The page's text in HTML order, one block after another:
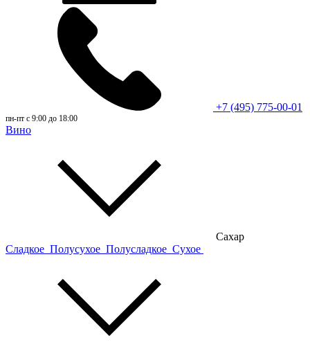
+7 (495) 775-00-01
пн-пт с 9:00 до 18:00
Вино
Сахар
Сладкое Полусухое Полусладкое Сухое